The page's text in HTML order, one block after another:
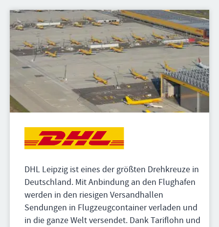
DHL Leipzig ist eines der größten Drehkreuze in
Deutschland. Mit Anbindung an den Flughafen
werden in den riesigen Versandhallen
Sendungen in Flugzeugcontainer verladen und
in die ganze Welt versendet. Dank Tariflohn und